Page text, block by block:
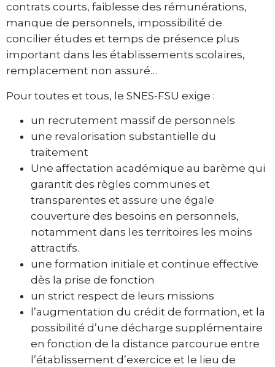
contrats courts, faiblesse des rémunérations,
manque de personnels, impossibilité de
concilier études et temps de présence plus
important dans les établissements scolaires,
remplacement non assuré…
Pour toutes et tous, le SNES-FSU exige :
un recrutement massif de personnels
une revalorisation substantielle du
traitement
Une affectation académique au barème qui
garantit des règles communes et
transparentes et assure une égale
couverture des besoins en personnels,
notamment dans les territoires les moins
attractifs.
une formation initiale et continue effective
dès la prise de fonction
un strict respect de leurs missions
l’augmentation du crédit de formation, et la
possibilité d’une décharge supplémentaire
en fonction de la distance parcourue entre
l’établissement d’exercice et le lieu de